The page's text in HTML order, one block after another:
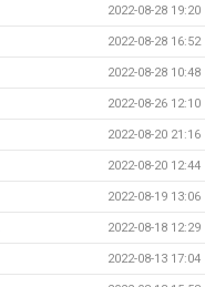
2022-08-28 19:20
2022-08-28 16:52
2022-08-28 10:48
2022-08-26 12:10
2022-08-20 21:16
2022-08-20 12:44
2022-08-19 13:06
2022-08-18 12:29
2022-08-13 17:04